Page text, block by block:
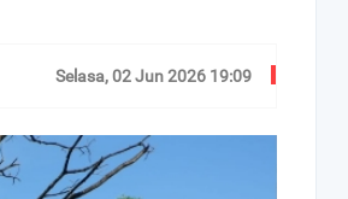
Selasa, 02 Jun 2026 19:09